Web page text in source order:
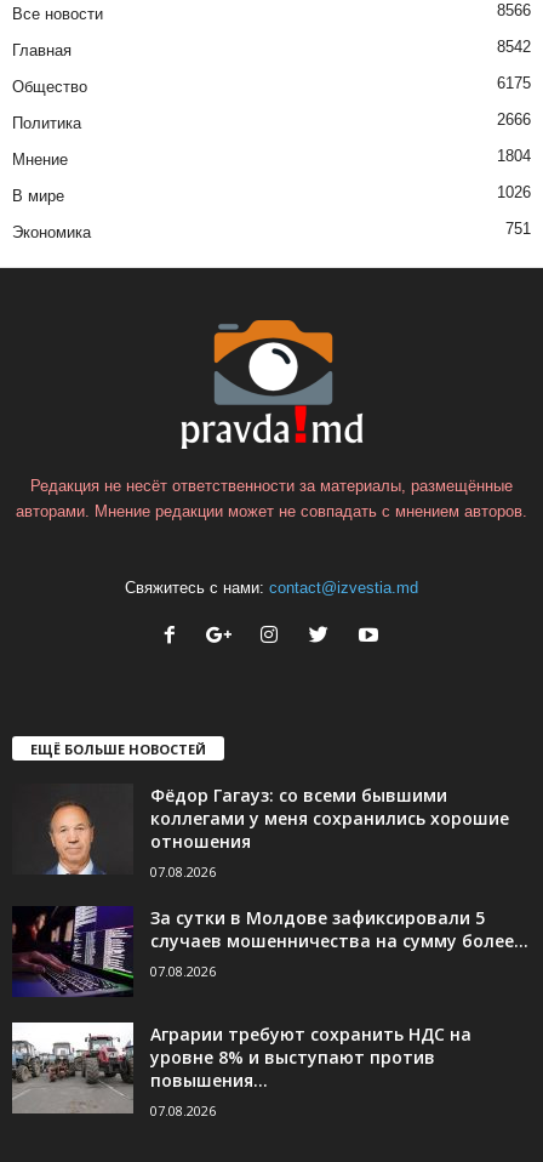
Все новости 8566
Главная 8542
Общество 6175
Политика 2666
Мнение 1804
В мире 1026
Экономика 751
Редакция не несёт ответственности за материалы, размещённые
авторами. Мнение редакции может не совпадать с мнением авторов.
Свяжитесь с нами: contact@izvestia.md
ЕЩЁ БОЛЬШЕ НОВОСТЕЙ
Фёдор Гагауз: со всеми бывшими
коллегами у меня сохранились хорошие
отношения
07.08.2026
За сутки в Молдове зафиксировали 5
случаев мошенничества на сумму более...
07.08.2026
Аграрии требуют сохранить НДС на
уровне 8% и выступают против
повышения...
07.08.2026